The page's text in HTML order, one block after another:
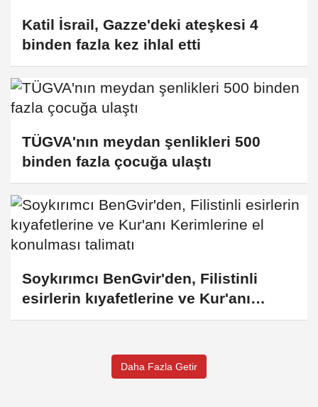
Katil İsrail, Gazze'deki ateşkesi 4
binden fazla kez ihlal etti
TÜGVA'nın meydan şenlikleri 500
binden fazla çocuğa ulaştı
Soykırımcı BenGvir'den, Filistinli
esirlerin kıyafetlerine ve Kur'anı
Kerimlerine el konulması talimatı
Daha Fazla Getir